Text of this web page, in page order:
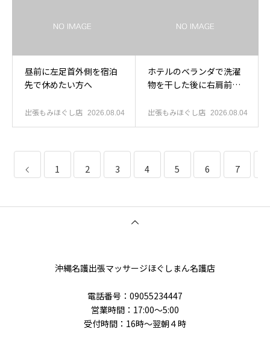
昼前に左足首外側を宿泊
先で休めたい方へ
出張もみほぐし店 2026.08.04
ホテルのベランダで洗濯
物を干した後に右肩前を
出張もみほぐし店 2026.08.04
1 2 3 4 5 6 7
沖縄名護出張マッサージほぐしまん名護店
電話番号‭：09055234447
営業時間：17:00～5:00
受付時間：16時〜翌朝４時